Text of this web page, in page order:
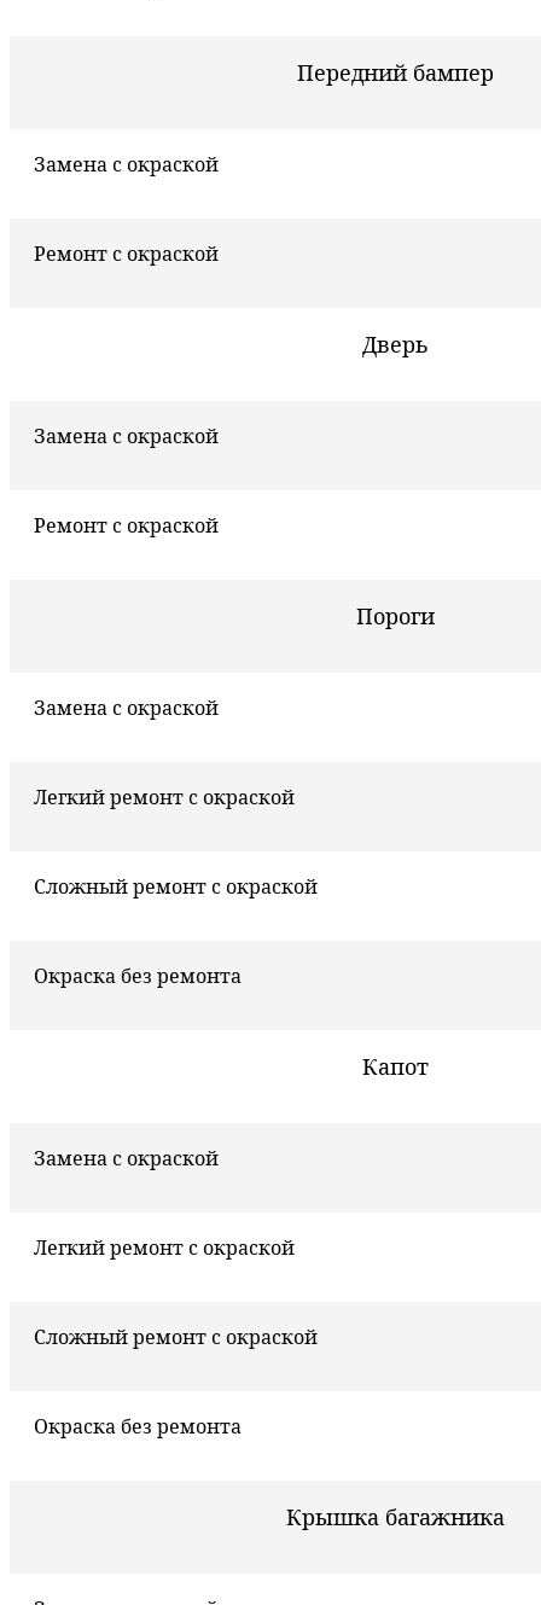
Передний бампер
Замена с окраской
Ремонт с окраской
Дверь
Замена с окраской
Ремонт с окраской
Пороги
Замена с окраской
Легкий ремонт с окраской
Сложный ремонт с окраской
Окраска без ремонта
Капот
Замена с окраской
Легкий ремонт с окраской
Сложный ремонт с окраской
Окраска без ремонта
Крышка багажника